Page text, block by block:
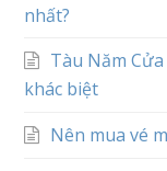
nhất?
Tàu Năm
khác biệt
Nên mua vé